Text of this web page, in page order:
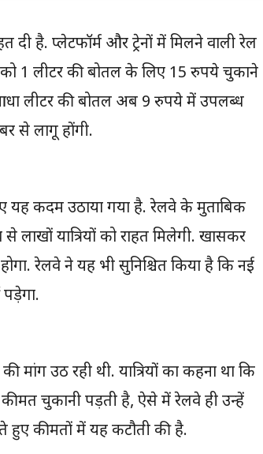
दी है. प्लेटफॉर्म और ट्रेनों में मिलने वाली रेल
1 लीटर की बोतल के लिए 15 रुपये चुकाने
लीटर की बोतल अब 9 रुपये में उपलब्ध
से लागू होंगी.
यह कदम उठाया गया है. रेलवे के मुताबिक
यात्रियों को राहत मिलेगी. खासकर
रेलवे ने यह भी सुनिश्चित किया है कि नई
उठ रही थी. यात्रियों का कहना था कि
चुकानी पड़ती है, ऐसे में रेलवे ही उन्हें
हुए कीमतों में यह कटौती की है.